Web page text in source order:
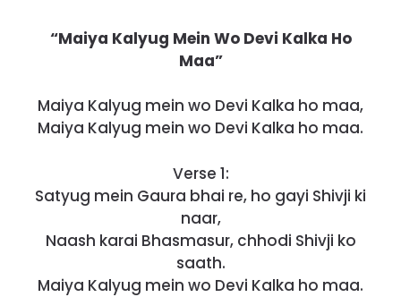
“Maiya Kalyug Mein Wo Devi Kalka Ho
Maa”
Maiya Kalyug mein wo Devi Kalka ho maa,
Maiya Kalyug mein wo Devi Kalka ho maa.
Verse 1:
Satyug mein Gaura bhai re, ho gayi Shivji ki
naar,
Naash karai Bhasmasur, chhodi Shivji ko
saath.
Maiya Kalyug mein wo Devi Kalka ho maa.